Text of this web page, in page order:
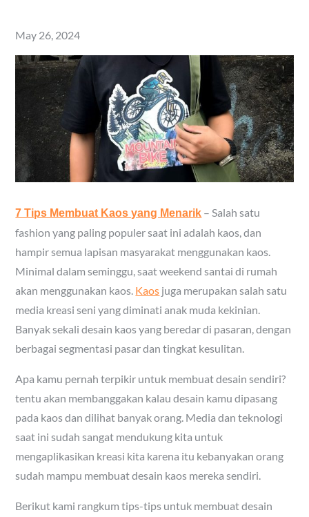
Posted
on
May 26, 2024
7 Tips Membuat Kaos yang Menarik – Salah satu
fashion yang paling populer saat ini adalah kaos, dan
hampir semua lapisan masyarakat menggunakan kaos.
Minimal dalam seminggu, saat weekend santai di rumah
akan menggunakan kaos. Kaos juga merupakan salah satu
media kreasi seni yang diminati anak muda kekinian.
Banyak sekali desain kaos yang beredar di pasaran, dengan
berbagai segmentasi pasar dan tingkat kesulitan.
Apa kamu pernah terpikir untuk membuat desain sendiri?
tentu akan membanggakan kalau desain kamu dipasang
pada kaos dan dilihat banyak orang. Media dan teknologi
saat ini sudah sangat mendukung kita untuk
mengaplikasikan kreasi kita karena itu kebanyakan orang
sudah mampu membuat desain kaos mereka sendiri.
Berikut kami rangkum tips-tips untuk membuat desain